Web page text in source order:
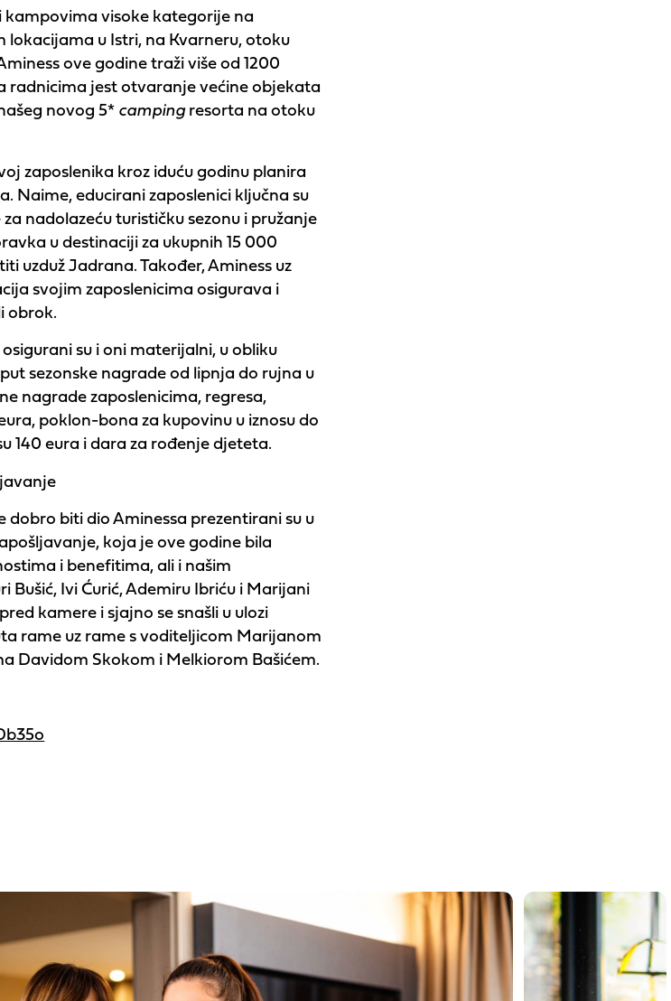
kampovima visoke kategorije na
u Istri, na Kvarneru, otoku
ove godine traži više od 1200
radnicima jest otvaranje većine objekata
novog 5* campingresorta na otoku
zaposlenika kroz iduću godinu planira
Naime, educirani zaposlenici ključna su
nadolazeću turističku sezonu i pružanje
u destinaciji za ukupnih 15 000
uzduž Jadrana. Također, Aminess uz
svojim zaposlenicima osigurava i
obrok.
su i oni materijalni, u obliku
sezonske nagrade od lipnja do rujna u
nagrade zaposlenicima, regresa,
poklon-bona za kupovinu u iznosu do
140 eura i dara za rođenje djeteta.
dobro biti dio Aminessa prezentirani su u
koja je ove godine bila
i benefitima, ali i našim
Bušić, Ivi Ćurić, Ademiru Ibriću i Marijani
kamere i sjajno se snašli u ulozi
rame uz rame s voditeljicom Marijanom
Davidom Skokom i Melkiorom Bašićem.